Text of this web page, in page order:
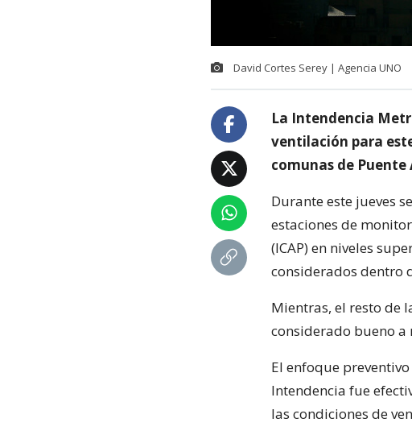
David Cortes Serey | Agencia UNO
La Intendencia
ventilación para
comunas de
Durante este jueves
estaciones de
(ICAP) en niveles
considerados dentro
Mientras, el resto de
considerado bueno a
El enfoque
Intendencia fue
las condiciones de